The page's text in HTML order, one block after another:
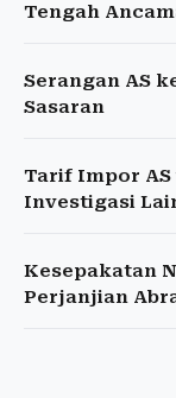
Tengah
Serangan AS
Sasaran
Tarif Impor
Investigasi
Kesepakatan
Perjanjian